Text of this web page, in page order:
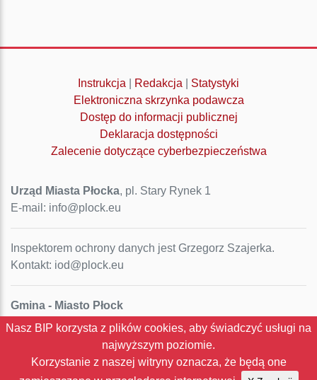
Instrukcja Redakcja
Statystyki
Elektroniczna skrzynka podawcza
Dostęp do informacji publicznej
Deklaracja dostępności
Zalecenie dotyczące cyberbezpieczeństwa
Urząd Miasta Płocka, pl. Stary Rynek 1
E-mail: info@plock.eu
Inspektorem ochrony danych jest Grzegorz Szajerka.
Kontakt: iod@plock.eu
Gmina - Miasto Płock
Pl. Stary Rynek 1
NIP: 774-31-35-712
Nasz BIP korzysta z plików cookies, aby świadczyć usługi na
najwyższym poziomie.
Korzystanie z naszej witryny oznacza, że będą one